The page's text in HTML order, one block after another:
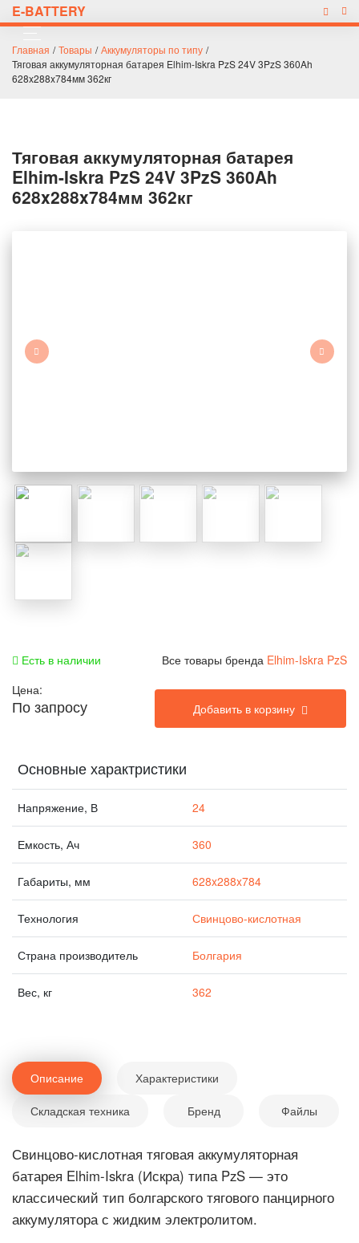
E-BATTERY
Главная / Товары / Аккумуляторы по типу /
Тяговая аккумуляторная батарея Elhim-Iskra PzS 24V 3PzS 360Ah
628x288x784мм 362кг
Тяговая аккумуляторная батарея
Elhim-Iskra PzS 24V 3PzS 360Ah
628x288x784мм 362кг
Есть в наличии Все товары бренда Elhim-Iskra PzS
Цена:
По запросу Добавить в корзину
Основные характристики
Напряжение, В 24
Емкость, Ач 360
Габариты, мм 628x288x784
Технология Свинцово-кислотная
Страна производитель Болгария
Вес, кг 362
Описание Характеристики
Складская техника Бренд Файлы
Свинцово-кислотная тяговая аккумуляторная
батарея Elhim-Iskra (Искра) типа PzS — это
классический тип болгарского тягового панцирного
аккумулятора с жидким электролитом.